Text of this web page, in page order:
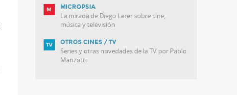
MICROPSIA
La mirada de Diego Lerer sobre cine,
música y televisión
OTROS CINES / TV
Series y otras novedades de la TV por Pablo
Manzotti